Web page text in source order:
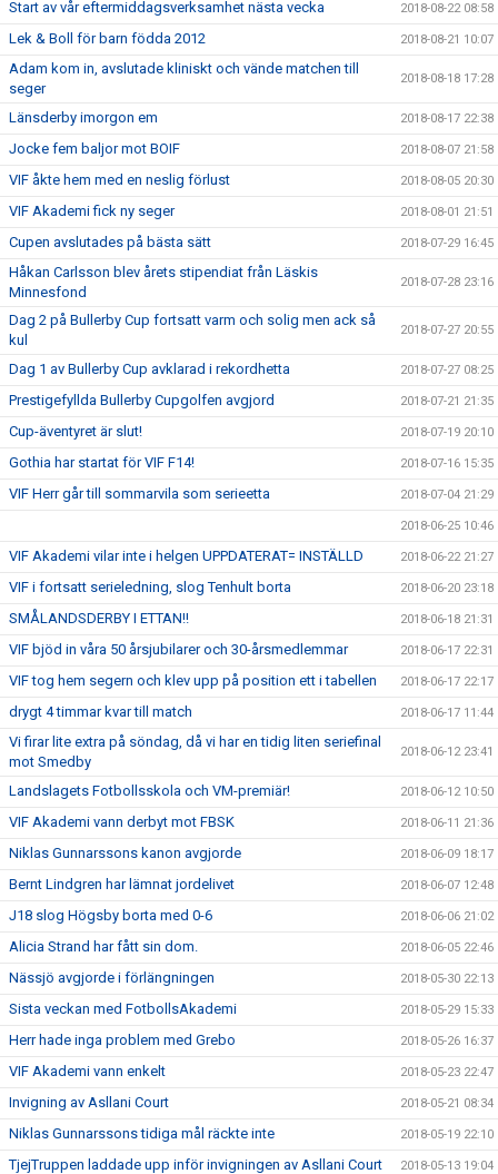
Start av vår eftermiddagsverksamhet nästa vecka 2018-08-22 08:58
Lek & Boll för barn födda 2012 2018-08-21 10:07
Adam kom in, avslutade kliniskt och vände matchen till
seger
2018-08-18 17:28
Länsderby imorgon em 2018-08-17 22:38
Jocke fem baljor mot BOIF 2018-08-07 21:58
VIF åkte hem med en neslig förlust 2018-08-05 20:30
VIF Akademi fick ny seger 2018-08-01 21:51
Cupen avslutades på bästa sätt 2018-07-29 16:45
Håkan Carlsson blev årets stipendiat från Läskis
Minnesfond
2018-07-28 23:16
Dag 2 på Bullerby Cup fortsatt varm och solig men ack så
kul
2018-07-27 20:55
Dag 1 av Bullerby Cup avklarad i rekordhetta 2018-07-27 08:25
Prestigefyllda Bullerby Cupgolfen avgjord 2018-07-21 21:35
Cup-äventyret är slut! 2018-07-19 20:10
Gothia har startat för VIF F14! 2018-07-16 15:35
VIF Herr går till sommarvila som serieetta 2018-07-04 21:29
2018-06-25 10:46
VIF Akademi vilar inte i helgen UPPDATERAT= INSTÄLLD 2018-06-22 21:27
VIF i fortsatt serieledning, slog Tenhult borta 2018-06-20 23:18
SMÅLANDSDERBY I ETTAN!! 2018-06-18 21:31
VIF bjöd in våra 50 årsjubilarer och 30-årsmedlemmar 2018-06-17 22:31
VIF tog hem segern och klev upp på position ett i tabellen 2018-06-17 22:17
drygt 4 timmar kvar till match 2018-06-17 11:44
Vi firar lite extra på söndag, då vi har en tidig liten seriefinal
mot Smedby
2018-06-12 23:41
Landslagets Fotbollsskola och VM-premiär! 2018-06-12 10:50
VIF Akademi vann derbyt mot FBSK 2018-06-11 21:36
Niklas Gunnarssons kanon avgjorde 2018-06-09 18:17
Bernt Lindgren har lämnat jordelivet 2018-06-07 12:48
J18 slog Högsby borta med 0-6 2018-06-06 21:02
Alicia Strand har fått sin dom. 2018-06-05 22:46
Nässjö avgjorde i förlängningen 2018-05-30 22:13
Sista veckan med FotbollsAkademi 2018-05-29 15:33
Herr hade inga problem med Grebo 2018-05-26 16:37
VIF Akademi vann enkelt 2018-05-23 22:47
Invigning av Asllani Court 2018-05-21 08:34
Niklas Gunnarssons tidiga mål räckte inte 2018-05-19 22:10
TjejTruppen laddade upp inför invigningen av Asllani Court 2018-05-13 19:04